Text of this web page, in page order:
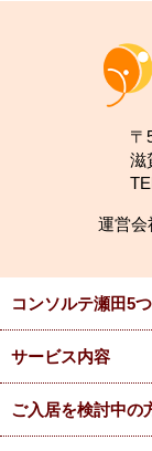
〒
滋
運営会
コンソルテ瀬田5
サービス内容
ご入居を検討中の